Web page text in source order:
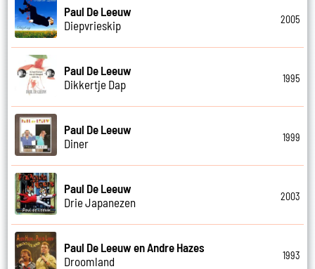
Paul De Leeuw
Diepvrieskip
2005
Paul De Leeuw
Dikkertje Dap
1995
Paul De Leeuw
Diner
1999
Paul De Leeuw
Drie Japanezen
2003
Paul De Leeuw en Andre Hazes
Droomland
1993